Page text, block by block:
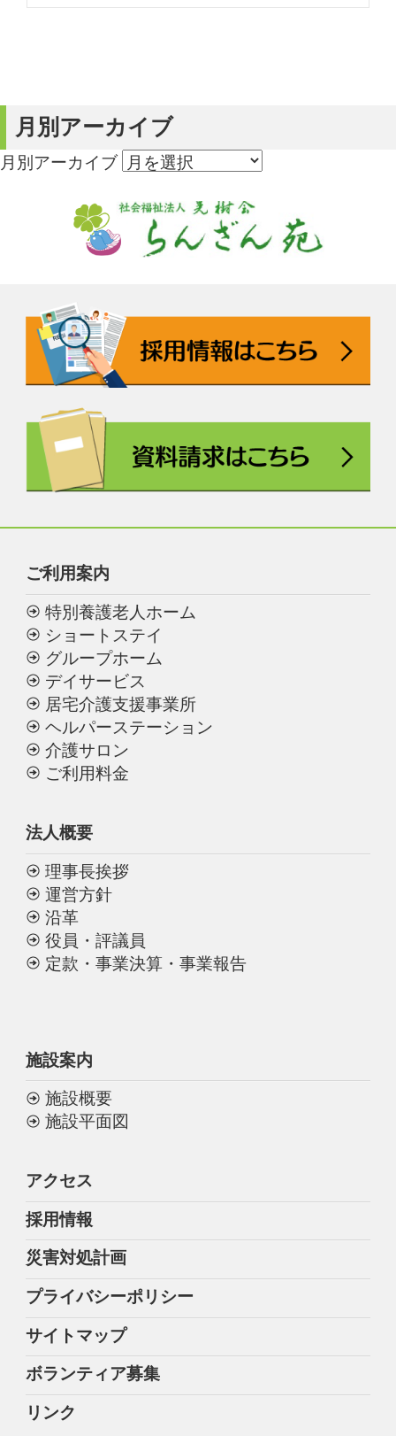
月別アーカイブ
月別アーカイブ
ご利用案内
特別養護老人ホーム
ショートステイ
グループホーム
デイサービス
居宅介護支援事業所
ヘルパーステーション
介護サロン
ご利用料金
法人概要
理事長挨拶
運営方針
沿革
役員・評議員
定款・事業決算・事業報告
施設案内
施設概要
施設平面図
アクセス
採用情報
災害対処計画
プライバシーポリシー
サイトマップ
ボランティア募集
リンク